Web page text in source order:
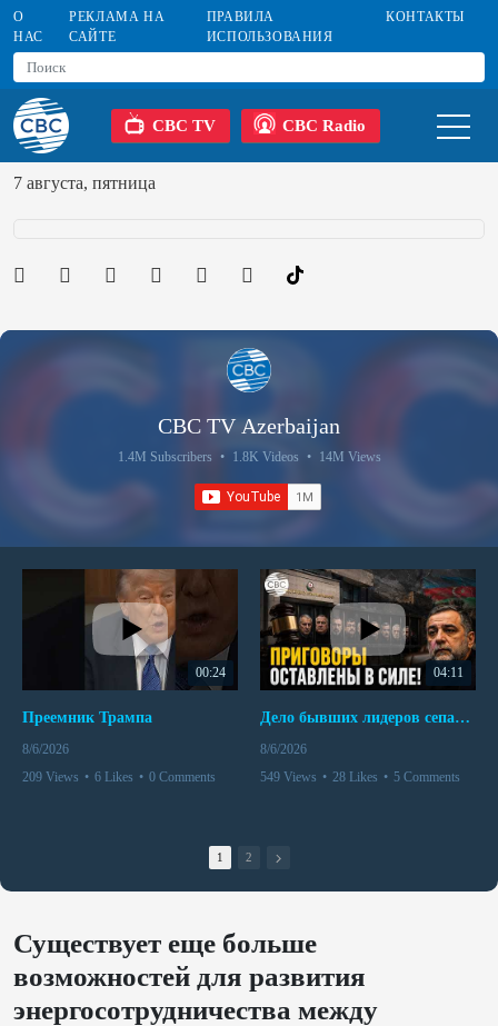
О
НАС
РЕКЛАМА НА
САЙТЕ
ПРАВИЛА
ИСПОЛЬЗОВАНИЯ
КОНТАКТЫ
CBC TV CBC Radio
7 августа, пятница
CBC TV Azerbaijan
1.4M Subscribers • 1.8K Videos • 14M Views
00:24
Преемник Трампа
8/6/2026
209 Views • 6 Likes • 0 Comments
04:11
Дело бывших лидеров сепаратистского режима в Карабахе
8/6/2026
549 Views • 28 Likes • 5 Comments
1 2
Существует еще больше
возможностей для развития
энергосотрудничества между